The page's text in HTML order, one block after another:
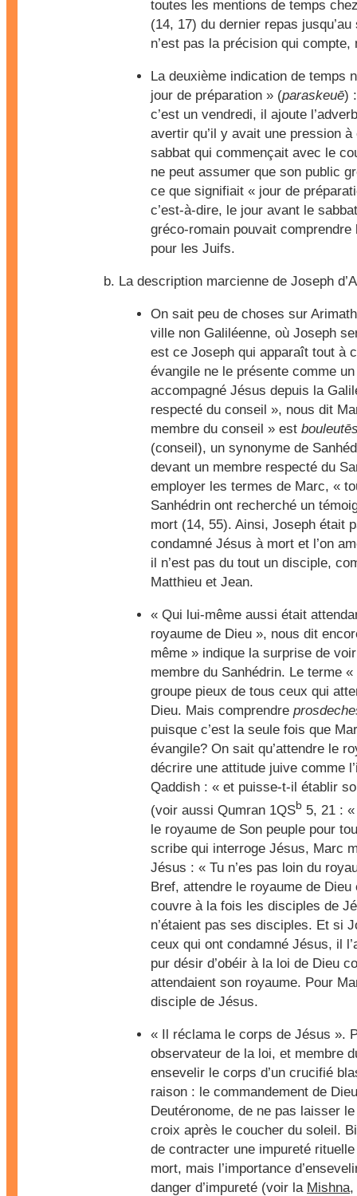
toutes les mentions de temps
(14, 17) du dernier repas
n’est pas la précision qui
La deuxième indication de temps
jour de préparation » (paraskeuē)
c’est un vendredi, il ajoute
avertir qu’il y avait une pression
sabbat qui commençait avec le
ne peut assumer que son public
ce que signifiait « jour de
c’est-à-dire, le jour avant le
gréco-romain pouvait comprendre
pour les Juifs.
La description marcienne de Joseph
On sait peu de choses sur
ville non Galiléenne, où Joseph
est ce Joseph qui apparaît tout à
évangile ne le présente comme
accompagné Jésus depuis la
respecté du conseil », nous dit
membre du conseil » est
(conseil), un synonyme de
devant un membre respecté du
employer les termes de Marc, «
Sanhédrin ont recherché un
mort (14, 55). Ainsi, Joseph était
condamné Jésus à mort et l’on
il n’est pas du tout un disciple,
Matthieu et Jean.
« Qui lui-même aussi était
royaume de Dieu », nous dit
même » indique la surprise de
membre du Sanhédrin. Le terme «
groupe pieux de tous ceux qui
Dieu. Mais comprendre
puisque c’est la seule fois que
évangile? On sait qu’attendre le
décrire une attitude juive comme
Qaddish : « et puisse-t-il établir
(voir aussi Qumran 1QSb 5, 21 :
le royaume de Son peuple pour
scribe qui interroge Jésus, Marc
Jésus : « Tu n’es pas loin du
Bref, attendre le royaume de
couvre à la fois les disciples de
n’étaient pas ses disciples. Et si
ceux qui ont condamné Jésus, il
pur désir d’obéir à la loi de Dieu
attendaient son royaume. Pour
disciple de Jésus.
« Il réclama le corps de Jésus ».
observateur de la loi, et membre
ensevelir le corps d’un crucifié
raison : le commandement de
Deutéronome, de ne pas laisser
croix après le coucher du soleil.
de contracter une impureté
mort, mais l’importance
danger d’impureté (voir la Mishna,